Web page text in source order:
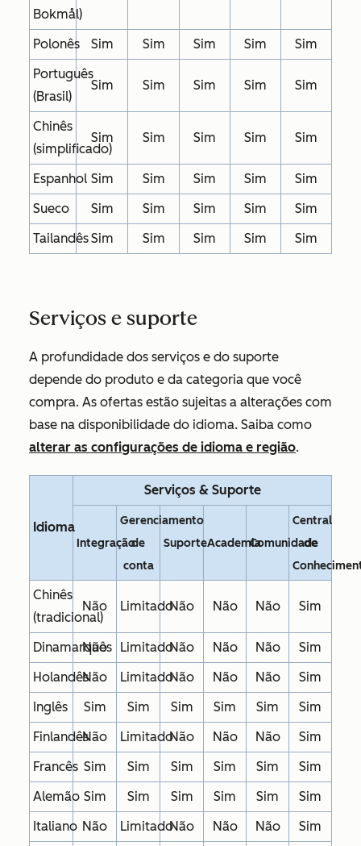
Bokmål)
Polonês Sim Sim Sim Sim
Sim
Português
(Brasil)
Sim Sim Sim Sim Sim
Chinês
(simplificado)
Sim Sim Sim Sim Sim
Espanhol Sim Sim Sim Sim
Sim
Sueco
Sim Sim Sim Sim
Sim
TailandêsSim Sim Sim Sim Sim
Serviços e suporte
A profundidade dos serviços e do suporte
depende do produto e da categoria que você
compra. As ofertas estão sujeitas a alterações com
base na disponibilidade do idioma. Saiba como
alterar as configurações de idioma e região.
Idioma
Serviços & Suporte
Integração
Gerenciamento
de
conta
SuporteAcademiaComunidade
Central
de
Chinês
(tradicional)
Não LimitadoNão Não Não Sim
Dinamarquês
Não LimitadoNão Não Não
Sim
HolandêsNão LimitadoNão Não Não
Sim
Inglês
Sim Sim Sim Sim Sim
Sim
FinlandêsNão LimitadoNão Não Não
Sim
Francês Sim Sim Sim Sim Sim
Sim
Alemão Sim Sim Sim Sim Sim
Sim
Italiano Não LimitadoNão Não Não Sim